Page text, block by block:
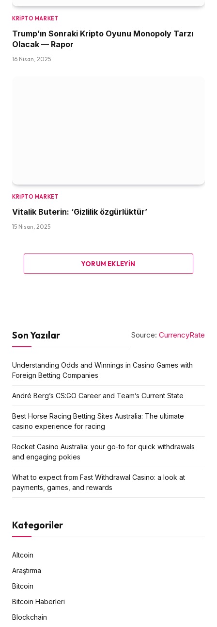
KRIPTO MARKET
Trump’ın Sonraki Kripto Oyunu Monopoly Tarzı
Olacak — Rapor
16 Nisan, 2025
KRIPTO MARKET
Vitalik Buterin: ‘Gizlilik özgürlüktür’
15 Nisan, 2025
YORUM EKLEYIN
Source: CurrencyRate
Son Yazılar
Understanding Odds and Winnings in Casino Games with
Foreign Betting Companies
André Berg’s CS:GO Career and Team’s Current State
Best Horse Racing Betting Sites Australia: The ultimate
casino experience for racing
Rocket Casino Australia: your go-to for quick withdrawals
and engaging pokies
What to expect from Fast Withdrawal Casino: a look at
payments, games, and rewards
Kategoriler
Altcoin
Araştırma
Bitcoin
Bitcoin Haberleri
Blockchain